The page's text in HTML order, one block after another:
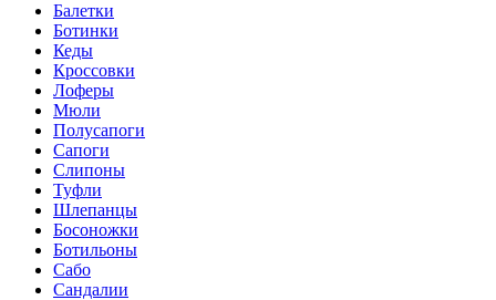
Балетки
Ботинки
Кеды
Кроссовки
Лоферы
Мюли
Полусапоги
Сапоги
Слипоны
Туфли
Шлепанцы
Босоножки
Ботильоны
Сабо
Сандалии